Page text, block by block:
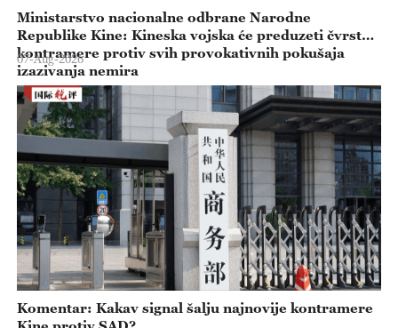
Ministarstvo nacionalne odbrane Narodne
Republike Kine: Kineska vojska će preduzeti čvrste
kontramere protiv svih provokativnih pokušaja
izazivanja nemira
07-Aug-2026
Komentar: Kakav signal šalju najnovije kontramere